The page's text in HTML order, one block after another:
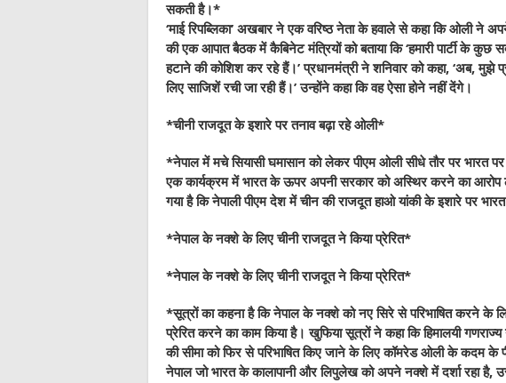
सकती है।*
‘माई रिपब्लिका’ अखबार ने एक वरिष्ठ नेता के हवाले से कहा कि ओली ने
की एक आपात बैठक में कैबिनेट मंत्रियों को बताया कि ‘हमारी पार्टी के कुछ
हटाने की कोशिश कर रहे हैं।’ प्रधानमंत्री ने शनिवार को कहा, ‘अब, मुझे
लिए साजिशें रची जा रही हैं।’ उन्होंने कहा कि वह ऐसा होने नहीं देंगे।
*चीनी राजदूत के इशारे पर तनाव बढ़ा रहे ओली*
*नेपाल में मचे सियासी घमासान को लेकर पीएम ओली सीधे तौर पर भारत
एक कार्यक्रम में भारत के ऊपर अपनी सरकार को अस्थिर करने का आरोप
गया है कि नेपाली पीएम देश में चीन की राजदूत हाओ यांकी के इशारे पर
*नेपाल के नक्शे के लिए चीनी राजदूत ने किया प्रेरित*
*नेपाल के नक्शे के लिए चीनी राजदूत ने किया प्रेरित*
*सूत्रों का कहना है कि नेपाल के नक्शे को नए सिरे से परिभाषित करने के
प्रेरित करने का काम किया है। खुफिया सूत्रों ने कहा कि हिमालयी
की सीमा को फिर से परिभाषित किए जाने के लिए कॉमरेड ओली के कदम के
नेपाल जो भारत के कालापानी और लिपुलेख को अपने नक्शे में दर्शा रहा है,